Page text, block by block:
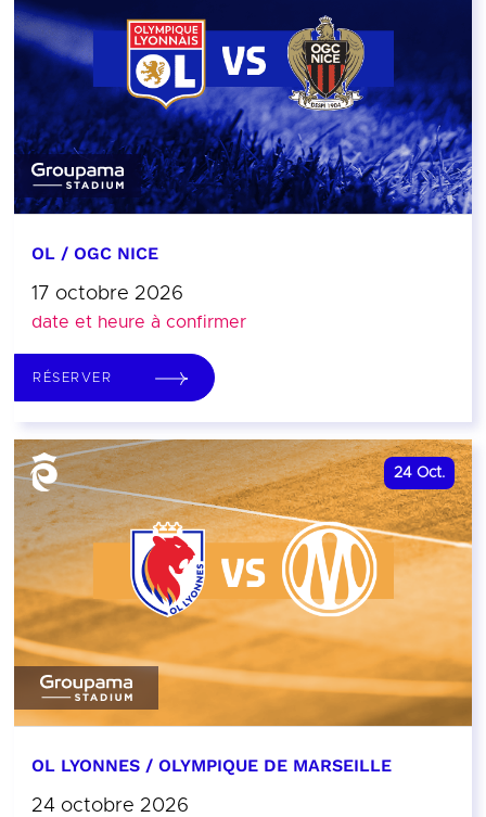
OL / OGC NICE
17 octobre 2026
date et heure à confirmer
RÉSERVER
24 Oct.
OL LYONNES / OLYMPIQUE DE MARSEILLE
24 octobre 2026